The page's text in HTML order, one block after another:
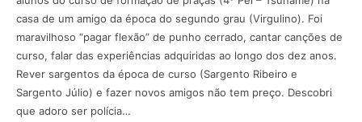
casa de um amigo da época do segundo grau (Virgulino). Foi
maravilhoso “pagar flexão” de punho cerrado, cantar canções de
curso, falar das experiências adquiridas ao longo dos dez anos.
Rever sargentos da época de curso (Sargento Ribeiro e
Sargento Júlio) e fazer novos amigos não tem preço. Descobri
que adoro ser polícia…